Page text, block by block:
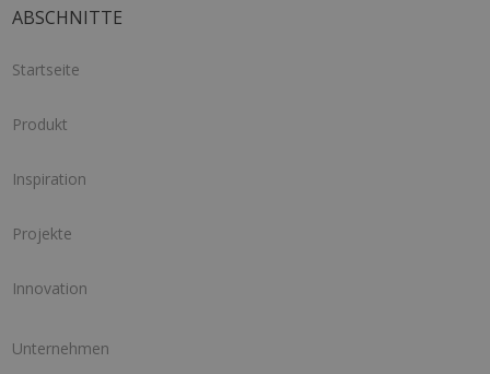
ABSCHNITTE
Startseite
Produkt
Inspiration
Projekte
Innovation
Unternehmen